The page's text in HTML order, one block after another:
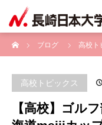
ブログ
高校ト
高校トピックス
【高校】ゴル